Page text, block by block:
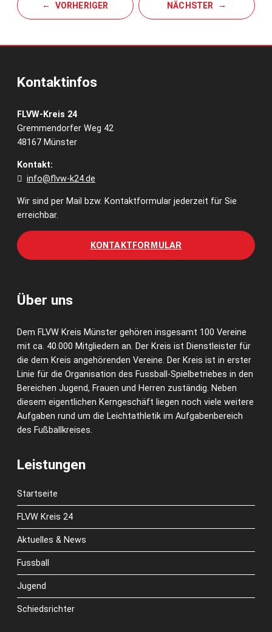
VORHERIGER NÄCHSTER
Kontaktinfos
FLVW-Kreis 24
Gremmendorfer Weg 42
48167 Münster
Kontakt:
info@flvw-k24.de
Wir sind per Mail bzw. Kontaktformular jederzeit für Sie
erreichbar.
KONTAKTFORMULAR
Über uns
Dem FLVW Kreis Münster gehören insgesamt 100 Vereine
mit ca. 40.000 Mitgliedern an. Der Kreis ist Dienstleister für
die dem Kreis angehörenden Vereine. Der Kreis ist in erster
Linie für die Organisation des Fussball-Spielbetriebes in den
Bereichen Jugend, Frauen und Herren zuständig. Neben
diesem eigentlichen Kerngeschäft liegen noch viele weitere
Aufgaben rund um die Leichtathletik im Aufgabenbereich
des Fußballkreises.
Leistungen
Startseite
FLVW Kreis 24
Aktuelles & News
Fussball
Jugend
Schiedsrichter